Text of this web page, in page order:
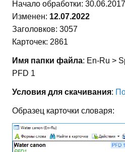
Начало обработки: 30.06.2017
Изменен: 12.07.2022
Заголовков: 3057
Карточек: 2861
Имя папки файла: En-Ru >
PFD 1
Условия для скачивания:
Образец карточки словаря: